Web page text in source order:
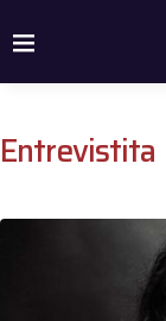
Entrevistita